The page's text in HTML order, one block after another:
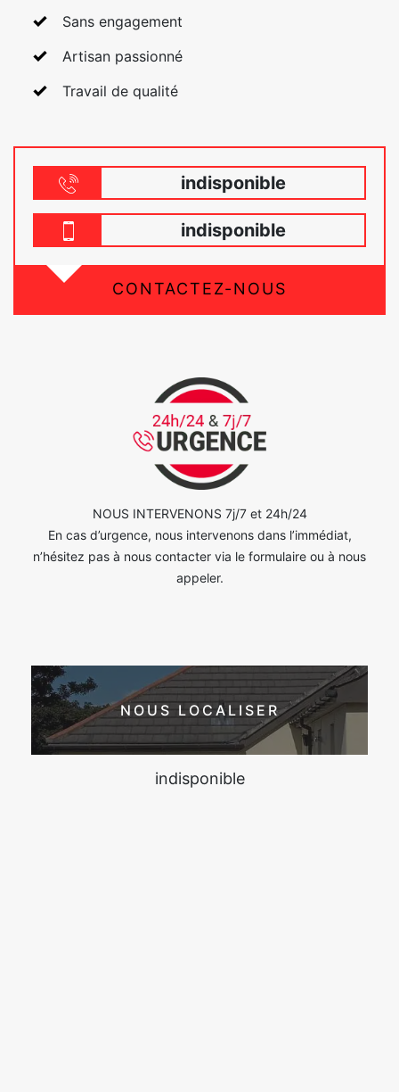
Sans engagement
Artisan passionné
Travail de qualité
indisponible
indisponible
CONTACTEZ-NOUS
NOUS INTERVENONS 7j/7 et 24h/24
En cas d’urgence, nous intervenons dans l’immédiat,
n’hésitez pas à nous contacter via le formulaire ou à nous
appeler.
NOUS LOCALISER
indisponible